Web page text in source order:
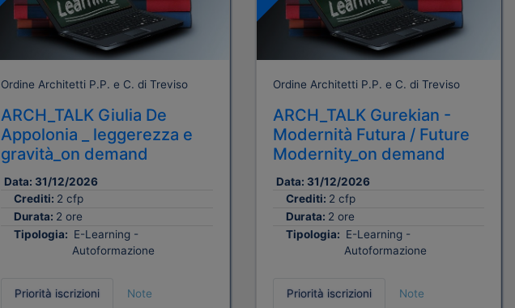
Ordine Architetti P.P. e C. di Treviso
ARCH_TALK Giulia De
Appolonia _ leggerezza e
gravità_on demand
Data: 31/12/2026
Crediti: 2 cfp
Durata: 2 ore
Tipologia: E-Learning -
Autoformazione
Priorità iscrizioni
Note
Ordine Architetti P.P. e C. di Treviso
ARCH_TALK Gurekian -
Modernità Futura / Future
Modernity_on demand
Data: 31/12/2026
Crediti: 2 cfp
Durata: 2 ore
Tipologia: E-Learning -
Autoformazione
Priorità iscrizioni
Note